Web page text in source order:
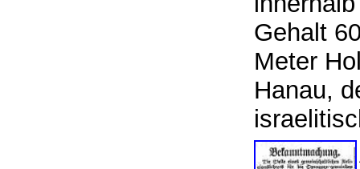
Gehalt
Meter
Hanau,